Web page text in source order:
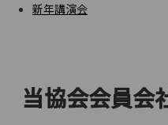
新年講演会
当協会会員会